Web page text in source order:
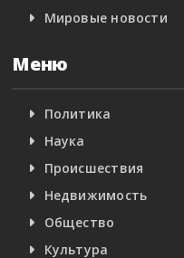
Мировые новости
Меню
Политика
Наука
Происшествия
Недвижимость
Общество
Культура